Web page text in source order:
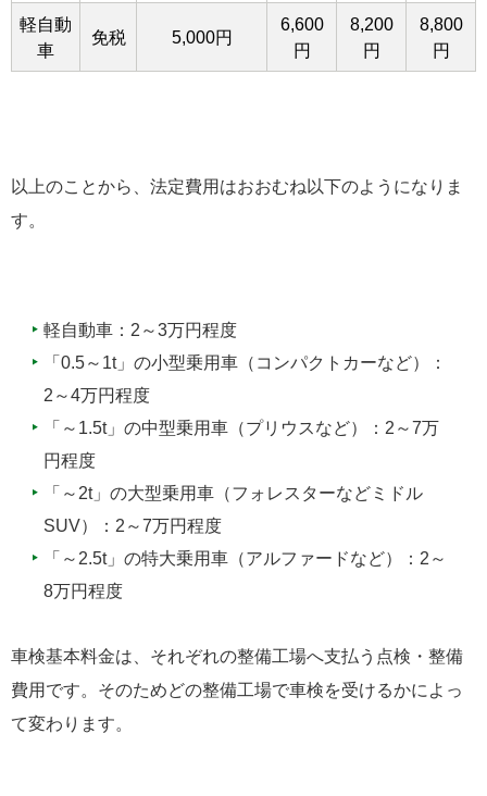
軽自動
車
免税 5,000円
6,600
円
8,200
円
8,800
円
以上のことから、法定費用はおおむね以下のようになりま
す。
軽自動車：2～3万円程度
「0.5～1t」の小型乗用車（コンパクトカーなど）：
2～4万円程度
「～1.5t」の中型乗用車（プリウスなど）：2～7万
円程度
「～2t」の大型乗用車（フォレスターなどミドル
SUV）：2～7万円程度
「～2.5t」の特大乗用車（アルファードなど）：2～
8万円程度
車検基本料金は、それぞれの整備工場へ支払う点検・整備
費用です。そのためどの整備工場で車検を受けるかによっ
て変わります。